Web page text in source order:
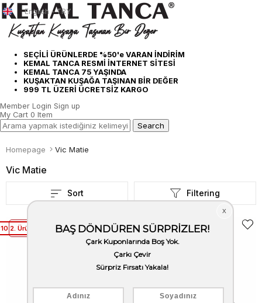
SEÇİLİ ÜRÜNLERDE %50'e VARAN İNDİRİM
KEMAL TANCA RESMİ İNTERNET SİTESİ
KEMAL TANCA 75 YAŞINDA
KUŞAKTAN KUŞAĞA TAŞINAN BİR DEĞER
999 TL ÜZERİ ÜCRETSİZ KARGO
English - TRY
Member Login Sign up
My Cart 0 Item
Homepage Vic Matie
Vic Matie
Filtering
Sort
2. Ürüne %25 İndirim
Vic Matie
1. Ürüne %10 2. Ürüne %25 İndirim